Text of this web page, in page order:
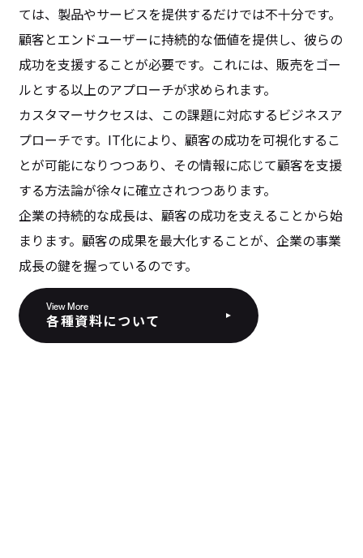
ては、製品やサービスを提供するだけでは不十分です。
顧客とエンドユーザーに持続的な価値を提供し、彼らの
成功を支援することが必要です。これには、販売をゴー
ルとする以上のアプローチが求められます。
カスタマーサクセスは、この課題に対応するビジネスア
プローチです。IT化により、顧客の成功を可視化するこ
とが可能になりつつあり、その情報に応じて顧客を支援
する方法論が徐々に確立されつつあります。
企業の持続的な成長は、顧客の成功を支えることから始
まります。顧客の成果を最大化することが、企業の事業
成長の鍵を握っているのです。
View More
各種資料について